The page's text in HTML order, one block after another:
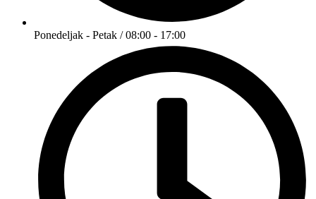
Ponedeljak - Petak / 08:00 - 17:00